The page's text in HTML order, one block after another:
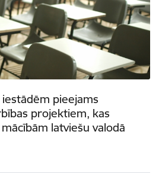
pieejams
projektiem, kas
latviešu valodā